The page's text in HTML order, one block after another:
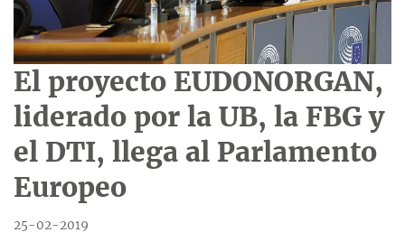
El proyecto EUDONORGAN,
liderado por la UB, la FBG y
el DTI, llega al Parlamento
Europeo
25-02-2019